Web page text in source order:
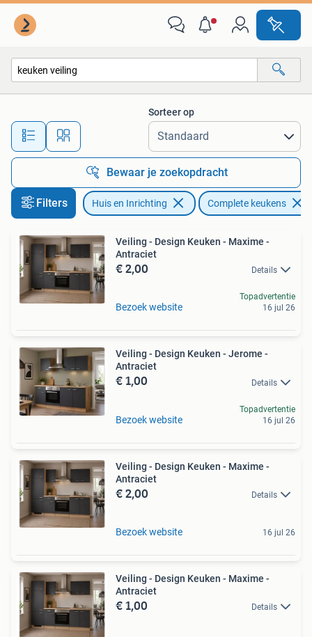
Alle afstanden…
Sorteer op
Bewaar je zoekopdracht
Filters Huis en Inrichting Complete keukens
Veiling - Design Keuken - Maxime -
Antraciet
€ 2,00 Details
Bezoek website
Topadvertentie
16 jul 26
Veiling - Design Keuken - Jerome -
Antraciet
€ 1,00 Details
Bezoek website
Topadvertentie
16 jul 26
Veiling - Design Keuken - Maxime -
Antraciet
€ 2,00 Details
Bezoek website 16 jul 26
Veiling - Design Keuken - Maxime -
Antraciet
€ 1,00 Details